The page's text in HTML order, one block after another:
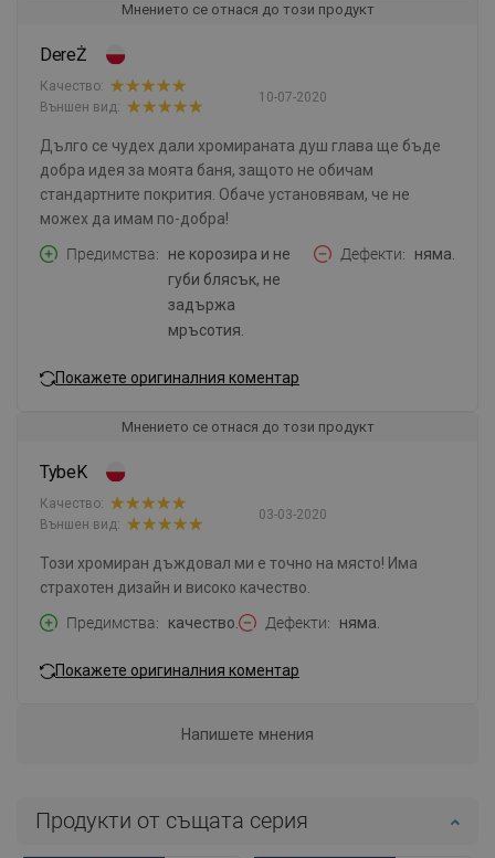
Мнението се отнася до този продукт
DereŻ
10-07-2020
Качество:
Външен вид:
Дълго се чудех дали хромираната душ глава ще бъде
добра идея за моята баня, защото не обичам
стандартните покрития. Обаче установявам, че не
можех да имам по-добра!
Предимства
не корозира и не
губи блясък, не
задържа
мръсотия.
Дефекти няма.
Покажете оригиналния коментар
Мнението се отнася до този продукт
TybeK
03-03-2020
Качество:
Външен вид:
Този хромиран дъждовал ми е точно на място! Има
страхотен дизайн и високо качество.
Предимства
качество. Дефекти няма.
Покажете оригиналния коментар
Напишете мнения
Продукти от същата серия